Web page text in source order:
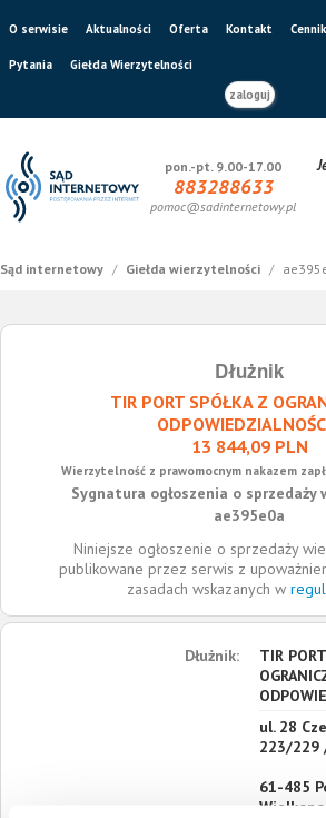
O serwisie Aktualności Oferta Kontakt Cennik
Pytania
Giełda Wierzytelności
zaloguj
pon.-pt. 9.00-17.00
883288633
pomoc@sadinternetowy.pl
Sąd internetowy / Giełda wierzytelności /
Dłużnik
TIR PORT SPÓŁKA Z
13 844,09 PLN
Wierzytelność z prawomocnym nakazem
Sygnatura ogłoszenia o sprzedaży
ae395e0a
Niniejsze ogłoszenie o sprzedaży
publikowane przez serwis z
zasadach wskazanych w
Dłużnik:
TIR
ul. 28
223/229
61-485